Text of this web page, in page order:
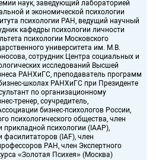
наук, заведующий лабораторией
и экономической психологии
психологии РАН, ведущий научный
кафедры психологии личности
психологии Московского
университета им. М.В.
сотрудник Центра социальных и
исследований Высшей
РАНХиГС, преподаватель программ
бизнес-школах РАНХиГС при Президенте
по организационному
тренер, соучредитель,
бизнес-психологов России,
психологического общества, член
психологии (IAAP),
(IAF), член
РАН, член Экспертного
«Золотая Психея» (Москва)